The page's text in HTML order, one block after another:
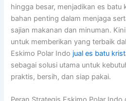
hingga besar, menjadikan es batu
bahan penting dalam menjaga
sajian makanan dan minuman.
untuk memberikan yang terbaik
Eskimo Polar Indo jual es batu
sebagai solusi utama untuk
praktis, bersih, dan siap pakai.